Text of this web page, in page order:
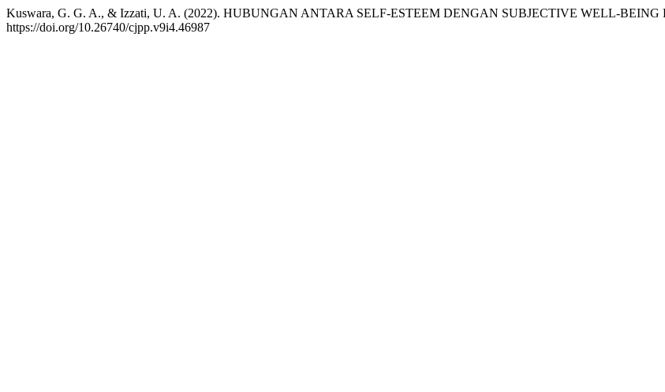
Kuswara, G. G. A., & Izzati, U. A. (2022). HUBUNGAN ANTARA SELF-ESTEEM DENGAN SUBJECTIVE WELL-BEING
https://doi.org/10.26740/cjpp.v9i4.46987